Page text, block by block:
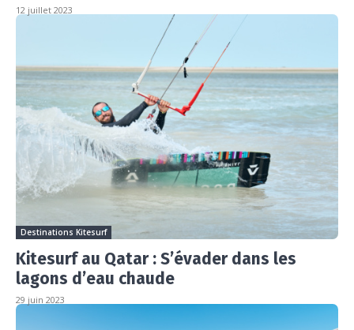
12 juillet 2023
Destinations Kitesurf
Kitesurf au Qatar : S’évader dans les
lagons d’eau chaude
29 juin 2023